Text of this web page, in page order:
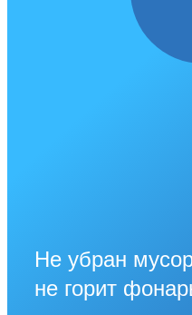
Не убран
не горит